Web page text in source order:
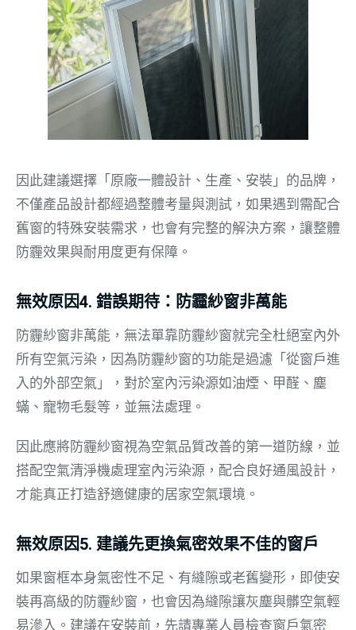
因此建議選擇「原廠一體設計、生產、安裝」的品牌，
不僅產品設計都經過整體考量與測試，如果遇到需配合
舊窗的特殊安裝需求，也會有完整的解決方案，讓整體
防霾效果與耐用度更有保障。
無效原因4. 錯誤期待：防霾紗窗非萬能
防霾紗窗非萬能，無法單靠防霾紗窗就完全杜絕室內外
所有空氣污染，因為防霾紗窗的功能是過濾「從窗戶進
入的外部空氣」，對於室內污染源如油煙、甲醛、塵
蟎、寵物毛髮等，並無法處理。
因此應將防霾紗窗視為空氣品質改善的第一道防線，並
搭配空氣清淨機處理室內污染源，配合良好通風設計，
才能真正打造舒適健康的居家空氣環境。
無效原因5. 建議先更換氣密效果不佳的窗戶
如果窗框本身氣密性不足、有縫隙或老舊變形，即使安
裝再高級的防霾紗窗，也會因為縫隙讓灰塵與髒空氣輕
易滲入。建議在安裝前，先請專業人員檢查窗戶氣密